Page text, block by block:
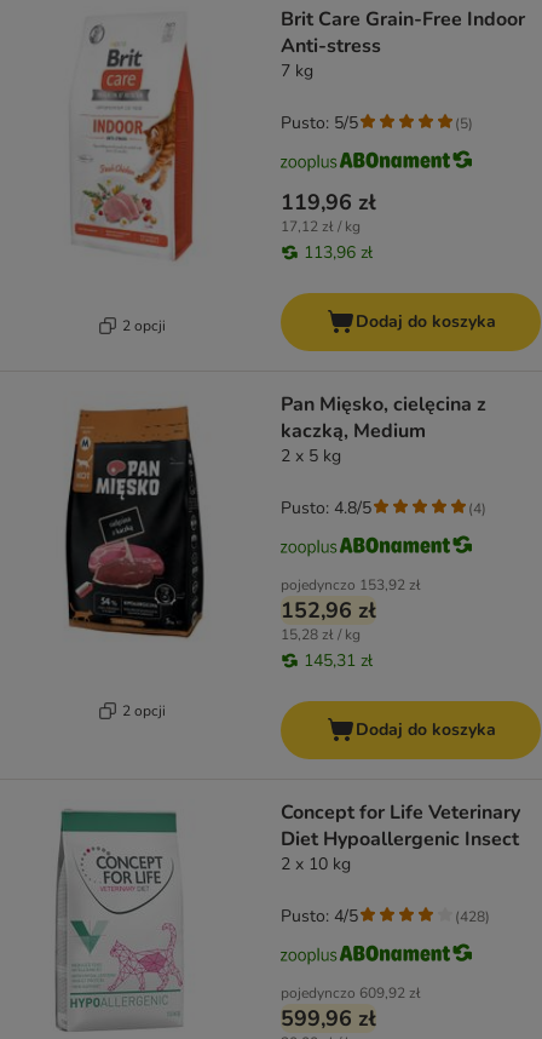
2 opcji
Brit Care Grain-Free Indoor
Anti-stress
7 kg
119,96 zł
17,12 zł / kg
113,96 zł
Pusto: 5/5 (5)
Dodaj do koszyka
2 opcji
Pan Mięsko, cielęcina z
kaczką, Medium
2 x 5 kg
pojedynczo 153,92 zł
152,96 zł
15,28 zł / kg
145,31 zł
Pusto: 4.8/5 (4)
Dodaj do koszyka
Concept for Life Veterinary
Diet Hypoallergenic Insect
2 x 10 kg
pojedynczo 609,92 zł
599,96 zł
Pusto: 4/5 (428)